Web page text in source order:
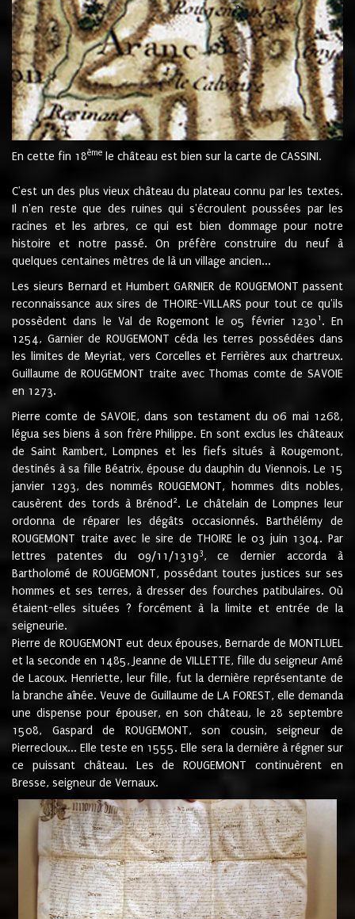
En cette fin 18ème le château est bien sur la carte de CASSINI.
C'est un des plus vieux château du plateau connu par les textes.
Il n'en reste que des ruines qui s'écroulent poussées par les
racines et les arbres, ce qui est bien dommage pour notre
histoire et notre passé. On préfère construire du neuf à
quelques centaines mètres de là un village ancien...
Les sieurs Bernard et Humbert GARNIER de ROUGEMONT passent
reconnaissance aux sires de THOIRE-VILLARS pour tout ce qu'ils
possèdent dans le Val de Rogemont le 05 février 12301 . En
1254, Garnier de ROUGEMONT céda les terres possédées dans
les limites de Meyriat, vers Corcelles et Ferrières aux chartreux.
Guillaume de ROUGEMONT traite avec Thomas comte de SAVOIE
en 1273.
Pierre comte de SAVOIE, dans son testament du 06 mai 1268,
légua ses biens à son frère Philippe. En sont exclus les châteaux
de Saint Rambert, Lompnes et les fiefs situés à Rougemont,
destinés à sa fille Béatrix, épouse du dauphin du Viennois. Le 15
janvier 1293, des nommés ROUGEMONT, hommes dits nobles,
causèrent des tords à Brénod 2. Le châtelain de Lompnes leur
ordonna de réparer les dégâts occasionnés. Barthélémy de
ROUGEMONT traite avec le sire de THOIRE le 03 juin 1304. Par
lettres patentes du 09/11/13193, ce dernier accorda à
Bartholomé de ROUGEMONT, possédant toutes justices sur ses
hommes et ses terres, à dresser des fourches patibulaires. Où
étaient-elles situées ? forcément à la limite et entrée de la
seigneurie.
Pierre de ROUGEMONT eut deux épouses, Bernarde de MONTLUEL
et la seconde en 1485, Jeanne de VILLETTE, fille du seigneur Amé
de Lacoux. Henriette, leur fille, fut la dernière représentante de
la branche aînée. Veuve de Guillaume de LA FOREST, elle demanda
une dispense pour épouser, en son château, le 28 septembre
1508, Gaspard de ROUGEMONT, son cousin, seigneur de
Pierrecloux... Elle teste en 1555. Elle sera la dernière à régner sur
ce puissant château. Les de ROUGEMONT continuèrent en
Bresse, seigneur de Vernaux.